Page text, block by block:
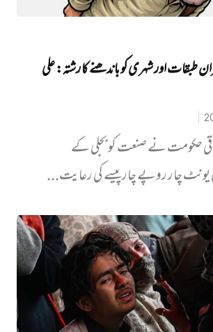
طبقات اور شہری کو باندھنے کا رشتہ: علی
حکومت نے صنعت کو بجلی کے
یونٹ چار روپے چار پیسے کی رعایت...